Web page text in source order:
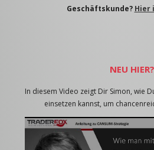
Geschäftskunde? Hier
NEU HIER?
In diesem Video zeigt Dir Simon, wie
einsetzen kannst, um